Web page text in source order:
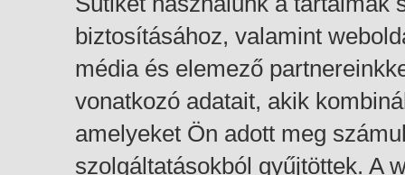
biztosításához, valamint
média és elemező
vonatkozó adatait, akik
amelyeket Ön adott meg
szolgáltatásokból gyűjtöttek. A